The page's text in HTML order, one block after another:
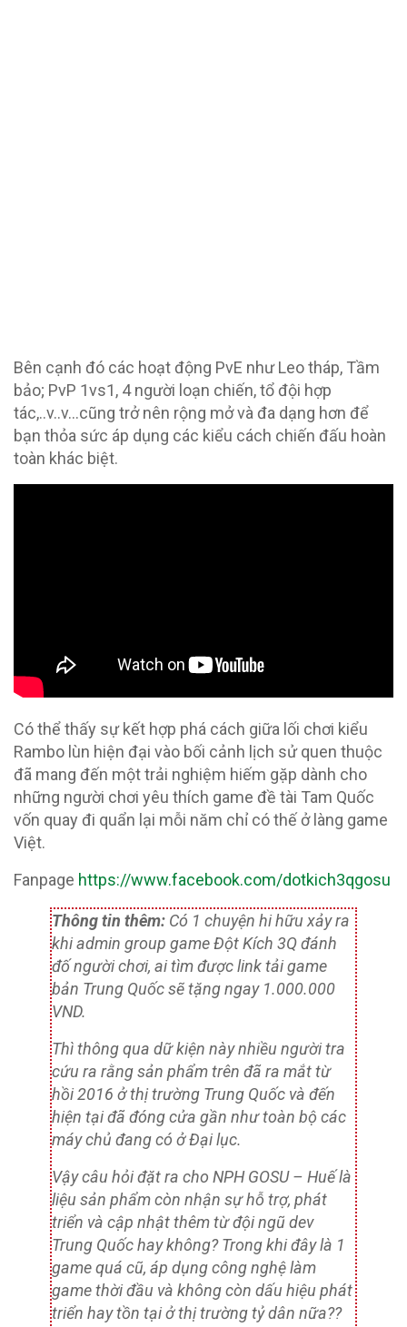
Bên cạnh đó các hoạt động PvE như Leo tháp, Tầm
bảo; PvP 1vs1, 4 người loạn chiến, tổ đội hợp
tác,..v..v…cũng trở nên rộng mở và đa dạng hơn để
bạn thỏa sức áp dụng các kiểu cách chiến đấu hoàn
toàn khác biệt.
Có thể thấy sự kết hợp phá cách giữa lối chơi kiểu
Rambo lùn hiện đại vào bối cảnh lịch sử quen thuộc
đã mang đến một trải nghiệm hiếm gặp dành cho
những người chơi yêu thích game đề tài Tam Quốc
vốn quay đi quẩn lại mỗi năm chỉ có thế ở làng game
Việt.
Fanpage https://www.facebook.com/dotkich3qgosu
Thông tin thêm: Có 1 chuyện hi hữu xảy ra
khi admin group game Đột Kích 3Q đánh
đố người chơi, ai tìm được link tải game
bản Trung Quốc sẽ tặng ngay 1.000.000
VND.
Thì thông qua dữ kiện này nhiều người tra
cứu ra rằng sản phẩm trên đã ra mắt từ
hồi 2016 ở thị trường Trung Quốc và đến
hiện tại đã đóng cửa gần như toàn bộ các
máy chủ đang có ở Đại lục.
Vậy câu hỏi đặt ra cho NPH GOSU – Huế là
liệu sản phẩm còn nhận sự hỗ trợ, phát
triển và cập nhật thêm từ đội ngũ dev
Trung Quốc hay không? Trong khi đây là 1
game quá cũ, áp dụng công nghệ làm
game thời đầu và không còn dấu hiệu phát
triển hay tồn tại ở thị trường tỷ dân nữa??